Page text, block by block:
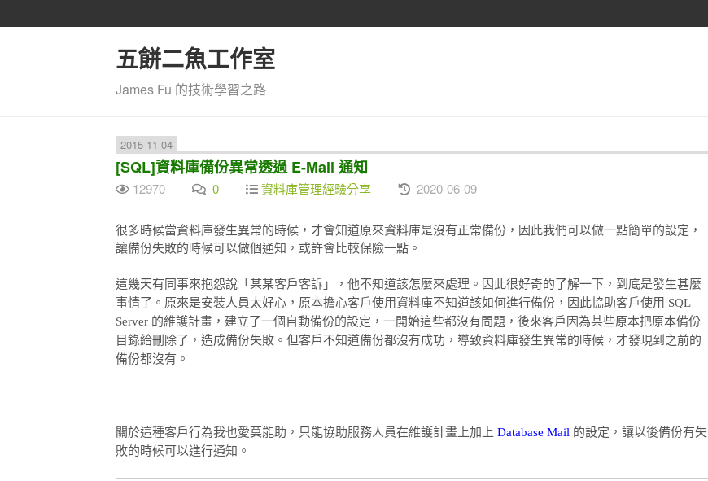
五餅二魚工作室
James Fu 的技術學習之路
2015-11-04
[SQL]資料庫備份異常透過 E-Mail 通知
12970 0 資料庫管理經驗分享 2020-06-09
很多時候當資料庫發生異常的時候，才會知道原來資料庫是沒有正常備份，因此我們可以做一點簡單的設定，
讓備份失敗的時候可以做個通知，或許會比較保險一點。
這幾天有同事來抱怨說「某某客戶客訴」，他不知道該怎麼來處理。因此很好奇的了解一下，到底是發生甚麼
事情了。原來是安裝人員太好心，原本擔心客戶使用資料庫不知道該如何進行備份，因此協助客戶使用 SQL
Server 的維護計畫，建立了一個自動備份的設定，一開始這些都沒有問題，後來客戶因為某些原本把原本備份
目錄給刪除了，造成備份失敗。但客戶不知道備份都沒有成功，導致資料庫發生異常的時候，才發現到之前的
備份都沒有。
關於這種客戶行為我也愛莫能助，只能協助服務人員在維護計畫上加上 Database Mail 的設定，讓以後備份有失
敗的時候可以進行通知。